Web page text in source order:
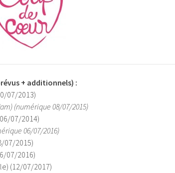
+ additionnels) :
07/2013)
(numérique 08/07/2015)
07/2014)
06/07/2016)
07/2015)
07/2016)
(12/07/2017)